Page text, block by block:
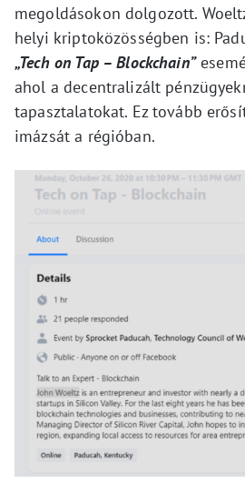
megoldásokon dolgozott.
helyi kriptoközösségben is:
„Tech on Tap – Blockchain”
ahol a decentralizált
tapasztalatokat. Ez tovább
imázsát a régióban.